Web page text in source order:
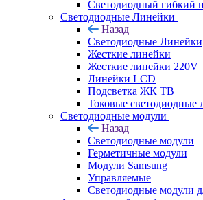
Светодиодный гибкий
Светодиодные Линейки
Назад
Светодиодные Линейки
Жесткие линейки
Жесткие линейки 220V
Линейки LCD
Подсветка ЖК ТВ
Токовые светодиодные
Светодиодные модули
Назад
Светодиодные модули
Герметичные модули
Модули Samsung
Управляемые
Светодиодные модули